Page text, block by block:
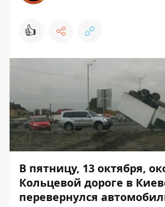
👍
В пятницу, 13 октября,
Кольцевой дороге в
перевернулся